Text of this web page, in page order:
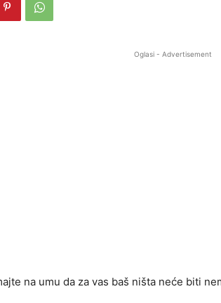
Oglasi - Advertisement
na umu da za vas baš ništa neće biti